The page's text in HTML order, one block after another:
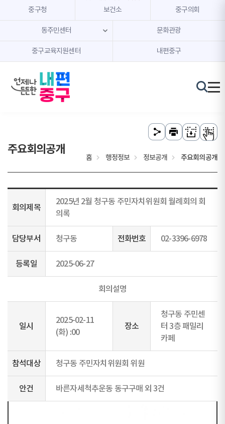
본문 내용 바로가기
주메뉴 바로가기
중구청 보건소 중구의회
동주민센터 문화관광
중구교육지원센터 내편중구
주요회의공개
홈 행정정보 정보공개 주요회의공개
회의제목
2025년 2월 청구동 주민자치위원회 월례회의 회
의록
담당부서 청구동 전화번호 02-3396-6978
등록일 2025-06-27
회의설명
일시
2025-02-11
(화) :00
장소
청구동 주민센
터 3층 패밀리
카페
참석대상 청구동 주민자치위원회 위원
안건 바른자세척추운동 동구구매 외 3건